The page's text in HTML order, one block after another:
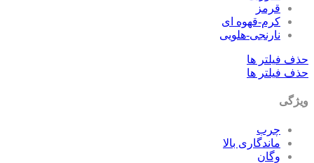
قرمز
کرم-قهوه ای
نارنجی-هلویی
فیلتر ها
فیلتر ها
چرب
ماندگاری بالا
وگان